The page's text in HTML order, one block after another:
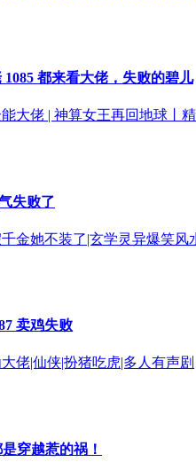
都来看大佬，失败的碧儿
大佬 | 神算女王再回地球丨
失败了
金她不装了|玄学灵异爆笑风
卖鸡失败
佬|仙侠|扮猪吃虎|多人有声剧
穿越惹的祸！